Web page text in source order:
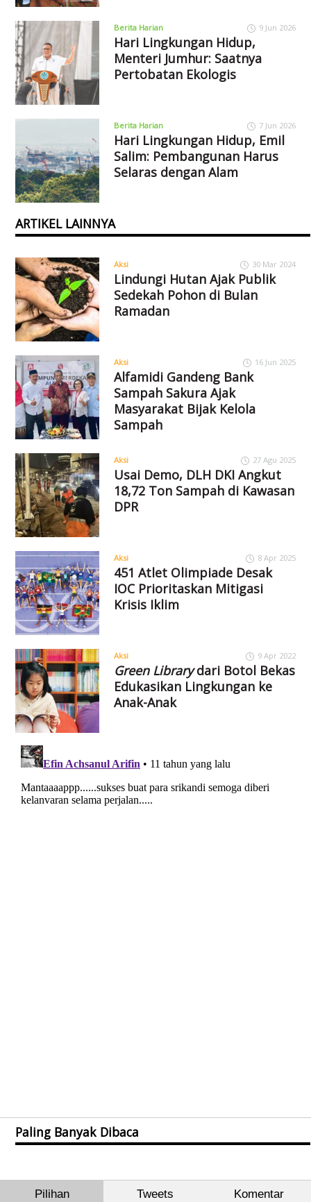
Berita Harian 9 Jun 2026
Hari Lingkungan Hidup,
Menteri Jumhur: Saatnya
Pertobatan Ekologis
Berita Harian 7 Jun 2026
Hari Lingkungan Hidup, Emil
Salim: Pembangunan Harus
Selaras dengan Alam
ARTIKEL LAINNYA
Aksi 30 Mar 2024
Lindungi Hutan Ajak Publik
Sedekah Pohon di Bulan
Ramadan
Aksi 16 Jun 2025
Alfamidi Gandeng Bank
Sampah Sakura Ajak
Masyarakat Bijak Kelola
Sampah
Aksi 27 Agu 2025
Usai Demo, DLH DKI Angkut
18,72 Ton Sampah di Kawasan
DPR
Aksi 8 Apr 2025
451 Atlet Olimpiade Desak
IOC Prioritaskan Mitigasi
Krisis Iklim
Aksi 9 Apr 2022
Green Librarydari Botol Bekas
Edukasikan Lingkungan ke
Anak-Anak
Paling Banyak Dibaca
Pilihan Tweets Komentar